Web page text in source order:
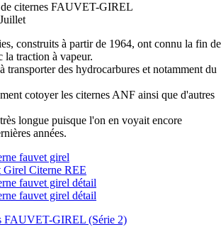
de citernes FAUVET-GIREL
construits à partir de 1964, ont connu la fin de
traction à vapeur.
transporter des hydrocarbures et notamment du
cotoyer les citernes ANF ainsi que d'autres
longue puisque l'on en voyait encore
années.
FAUVET-GIREL (Série 2)